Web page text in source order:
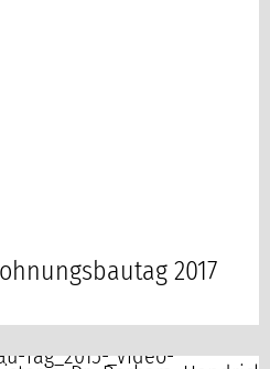
2017